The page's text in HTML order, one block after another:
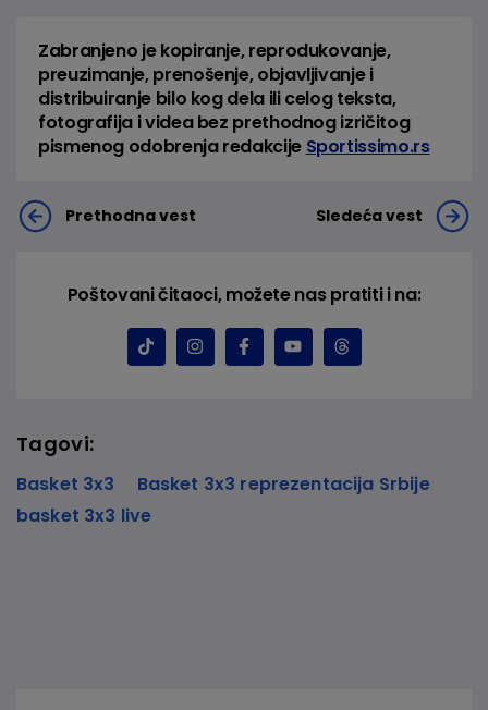
Zabranjeno je kopiranje, reprodukovanje,
preuzimanje, prenošenje, objavljivanje i
distribuiranje bilo kog dela ili celog teksta,
fotografija i videa bez prethodnog izričitog
pismenog odobrenja redakcije Sportissimo.rs
Prethodna vest Sledeća vest
Poštovani čitaoci, možete nas pratiti i na:
Tagovi:
Basket 3x3
Basket 3x3 reprezentacija Srbije
basket 3x3 live